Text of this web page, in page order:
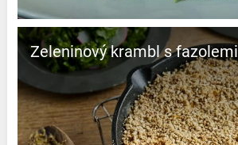
Zeleninový krambl s fazolemi